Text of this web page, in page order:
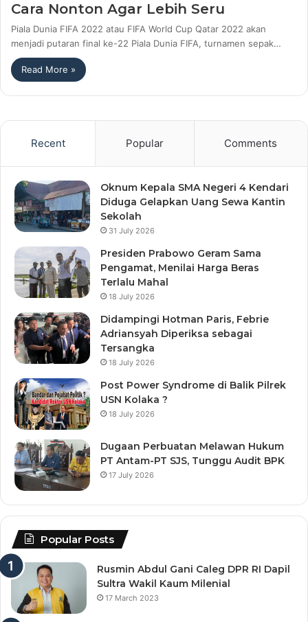
Cara Nonton Agar Lebih Seru
Piala Dunia FIFA 2022 atau FIFA World Cup Qatar 2022 akan
menjadi putaran final ke-22 Piala Dunia FIFA, turnamen sepak…
Read More »
Recent Popular Comments
Oknum Kepala SMA Negeri 4 Kendari
Diduga Gelapkan Uang Sewa Kantin
Sekolah
31 July 2026
Presiden Prabowo Geram Sama
Pengamat, Menilai Harga Beras
Terlalu Mahal
18 July 2026
Didampingi Hotman Paris, Febrie
Adriansyah Diperiksa sebagai
Tersangka
18 July 2026
Post Power Syndrome di Balik Pilrek
USN Kolaka ?
18 July 2026
Dugaan Perbuatan Melawan Hukum
PT Antam-PT SJS, Tunggu Audit BPK
17 July 2026
Popular Posts
Rusmin Abdul Gani Caleg DPR RI Dapil
Sultra Wakil Kaum Milenial
17 March 2023